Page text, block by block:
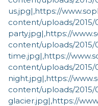
us.jpg|,https://
content/uploads/2015/
party.jpg|,https://
content/uploads/2015/
time.jpg|,https://
content/uploads/
night.jpg|,https://
content/uploads/2015/
glacier.jpg|,https://